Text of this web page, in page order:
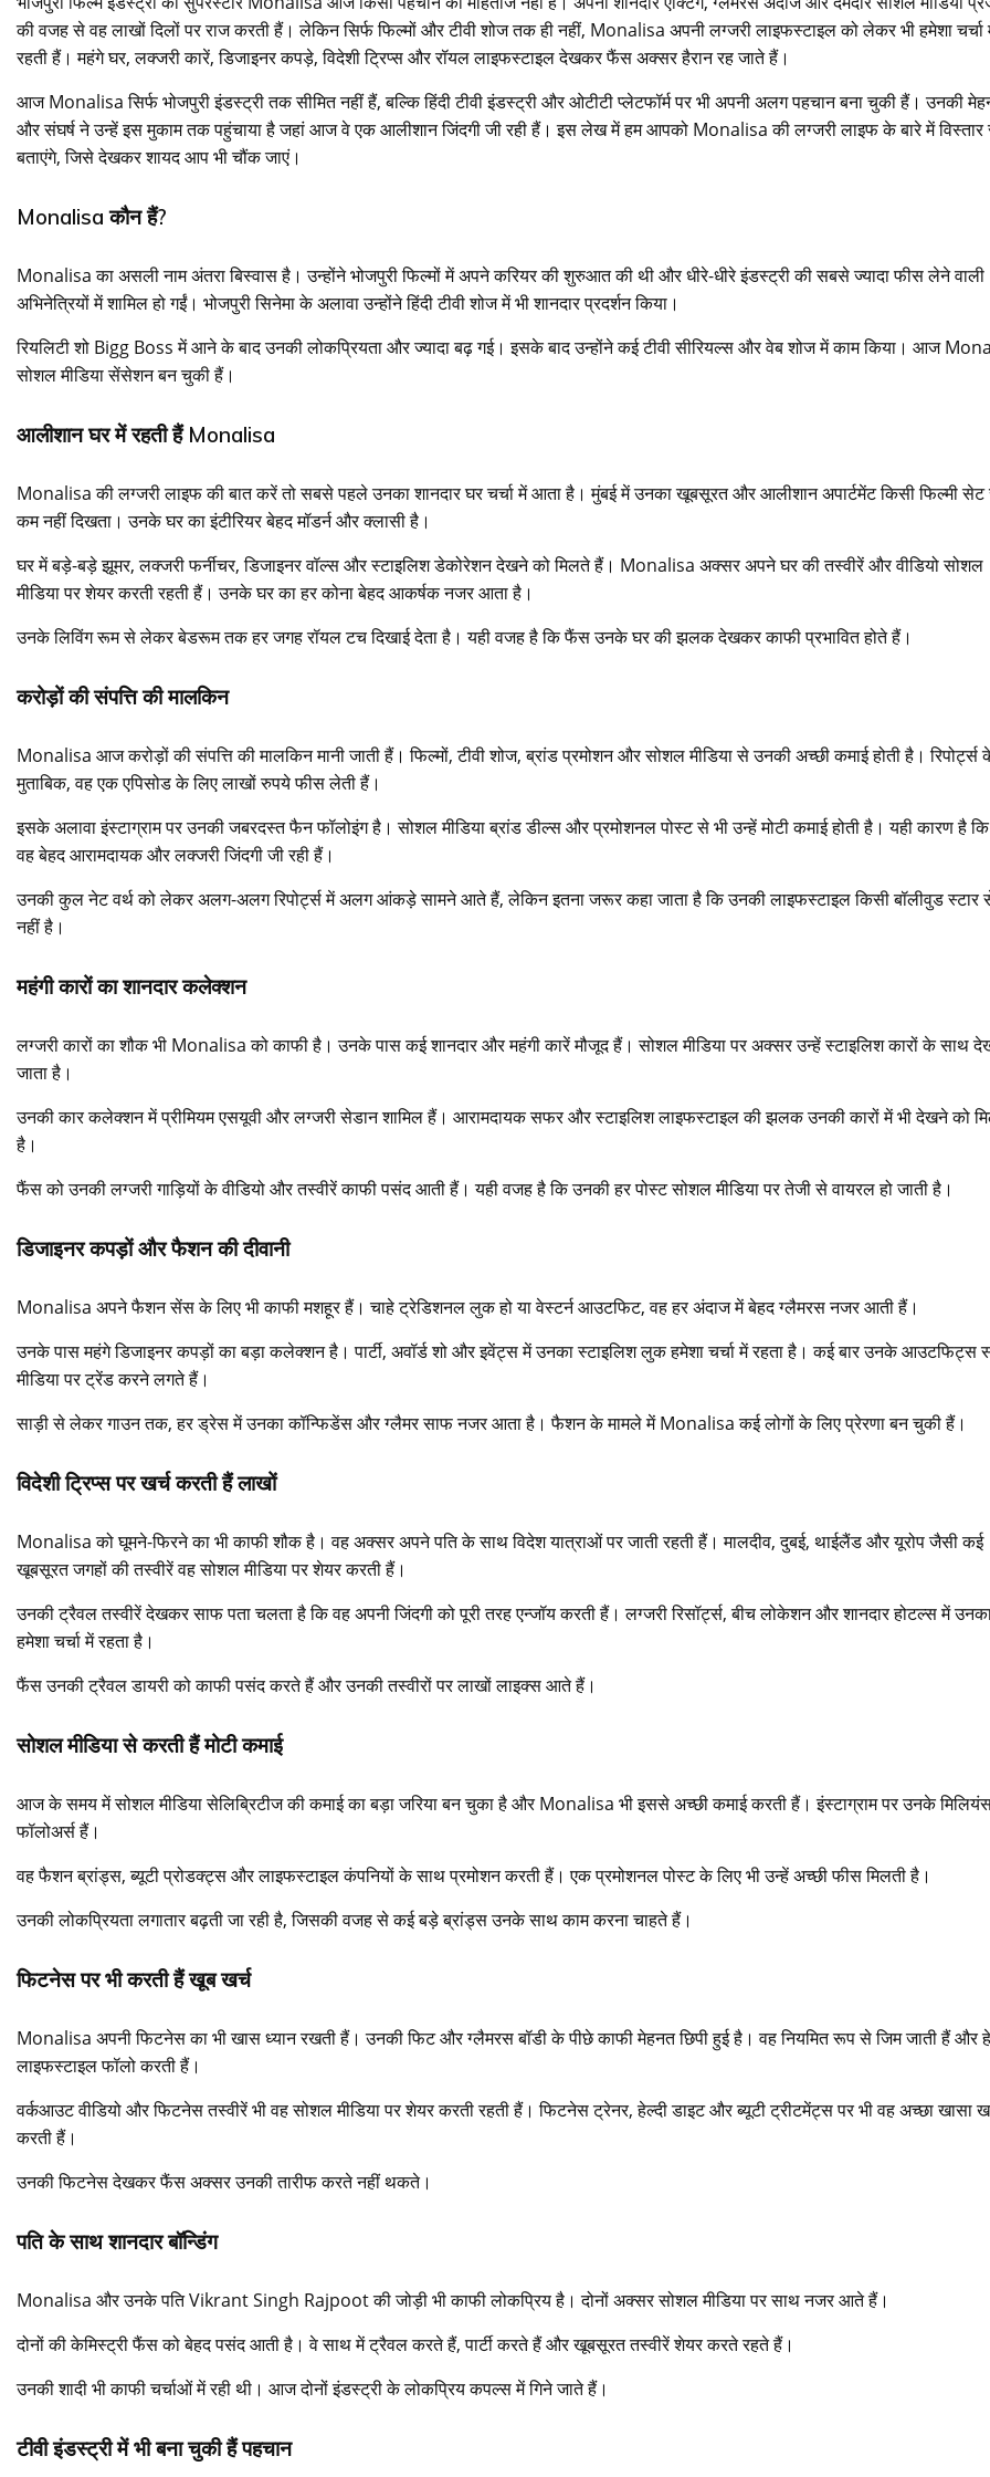
की वजह से वह लाखों दिलों पर राज करती हैं। लेकिन सिर्फ फिल्मों और टीवी शोज तक ही नहीं, Monalisa अपनी लग्जरी लाइफस्टाइल को लेकर भी हमेशा चर्चा
रहती हैं। महंगे घर, लक्जरी कारें, डिजाइनर कपड़े, विदेशी ट्रिप्स और रॉयल लाइफस्टाइल देखकर फैंस अक्सर हैरान रह जाते हैं।
आज Monalisa सिर्फ भोजपुरी इंडस्ट्री तक सीमित नहीं हैं, बल्कि हिंदी टीवी इंडस्ट्री और ओटीटी प्लेटफॉर्म पर भी अपनी अलग पहचान बना चुकी हैं। उनकी
और संघर्ष ने उन्हें इस मुकाम तक पहुंचाया है जहां आज वे एक आलीशान जिंदगी जी रही हैं। इस लेख में हम आपको Monalisa की लग्जरी लाइफ के बारे में
बताएंगे, जिसे देखकर शायद आप भी चौंक जाएं।
Monalisa कौन हैं?
Monalisa का असली नाम अंतरा बिस्वास है। उन्होंने भोजपुरी फिल्मों में अपने करियर की शुरुआत की थी और धीरे-धीरे इंडस्ट्री की सबसे ज्यादा फीस लेने वाली
अभिनेत्रियों में शामिल हो गईं। भोजपुरी सिनेमा के अलावा उन्होंने हिंदी टीवी शोज में भी शानदार प्रदर्शन किया।
रियलिटी शो Bigg Bossमें आने के बाद उनकी लोकप्रियता और ज्यादा बढ़ गई। इसके बाद उन्होंने कई टीवी सीरियल्स और वेब शोज में काम किया। आज
सोशल मीडिया सेंसेशन बन चुकी हैं।
आलीशान घर में रहती हैं Monalisa
Monalisa की लग्जरी लाइफ की बात करें तो सबसे पहले उनका शानदार घर चर्चा में आता है। मुंबई में उनका खूबसूरत और आलीशान अपार्टमेंट किसी फिल्मी
कम नहीं दिखता। उनके घर का इंटीरियर बेहद मॉडर्न और क्लासी है।
घर में बड़े-बड़े झूमर, लक्जरी फर्नीचर, डिजाइनर वॉल्स और स्टाइलिश डेकोरेशन देखने को मिलते हैं। Monalisa अक्सर अपने घर की तस्वीरें और वीडियो सोशल
मीडिया पर शेयर करती रहती हैं। उनके घर का हर कोना बेहद आकर्षक नजर आता है।
उनके लिविंग रूम से लेकर बेडरूम तक हर जगह रॉयल टच दिखाई देता है। यही वजह है कि फैंस उनके घर की झलक देखकर काफी प्रभावित होते हैं।
करोड़ों की संपत्ति की मालकिन
Monalisa आज करोड़ों की संपत्ति की मालकिन मानी जाती हैं। फिल्मों, टीवी शोज, ब्रांड प्रमोशन और सोशल मीडिया से उनकी अच्छी कमाई होती है। रिपोर्ट्स
मुताबिक, वह एक एपिसोड के लिए लाखों रुपये फीस लेती हैं।
इसके अलावा इंस्टाग्राम पर उनकी जबरदस्त फैन फॉलोइंग है। सोशल मीडिया ब्रांड डील्स और प्रमोशनल पोस्ट से भी उन्हें मोटी कमाई होती है। यही कारण है
वह बेहद आरामदायक और लक्जरी जिंदगी जी रही हैं।
उनकी कुल नेट वर्थ को लेकर अलग-अलग रिपोर्ट्स में अलग आंकड़े सामने आते हैं, लेकिन इतना जरूर कहा जाता है कि उनकी लाइफस्टाइल किसी बॉलीवुड स्टार
नहीं है।
महंगी कारों का शानदार कलेक्शन
लग्जरी कारों का शौक भी Monalisa को काफी है। उनके पास कई शानदार और महंगी कारें मौजूद हैं। सोशल मीडिया पर अक्सर उन्हें स्टाइलिश कारों के साथ
जाता है।
उनकी कार कलेक्शन में प्रीमियम एसयूवी और लग्जरी सेडान शामिल हैं। आरामदायक सफर और स्टाइलिश लाइफस्टाइल की झलक उनकी कारों में भी देखने को
है।
फैंस को उनकी लग्जरी गाड़ियों के वीडियो और तस्वीरें काफी पसंद आती हैं। यही वजह है कि उनकी हर पोस्ट सोशल मीडिया पर तेजी से वायरल हो जाती है।
डिजाइनर कपड़ों और फैशन की दीवानी
Monalisa अपने फैशन सेंस के लिए भी काफी मशहूर हैं। चाहे ट्रेडिशनल लुक हो या वेस्टर्न आउटफिट, वह हर अंदाज में बेहद ग्लैमरस नजर आती हैं।
उनके पास महंगे डिजाइनर कपड़ों का बड़ा कलेक्शन है। पार्टी, अवॉर्ड शो और इवेंट्स में उनका स्टाइलिश लुक हमेशा चर्चा में रहता है। कई बार उनके आउटफिट्स
मीडिया पर ट्रेंड करने लगते हैं।
साड़ी से लेकर गाउन तक, हर ड्रेस में उनका कॉन्फिडेंस और ग्लैमर साफ नजर आता है। फैशन के मामले में Monalisa कई लोगों के लिए प्रेरणा बन चुकी हैं।
विदेशी ट्रिप्स पर खर्च करती हैं लाखों
Monalisa को घूमने-फिरने का भी काफी शौक है। वह अक्सर अपने पति के साथ विदेश यात्राओं पर जाती रहती हैं। मालदीव, दुबई, थाईलैंड और यूरोप जैसी कई
खूबसूरत जगहों की तस्वीरें वह सोशल मीडिया पर शेयर करती हैं।
उनकी ट्रैवल तस्वीरें देखकर साफ पता चलता है कि वह अपनी जिंदगी को पूरी तरह एन्जॉय करती हैं। लग्जरी रिसॉर्ट्स, बीच लोकेशन और शानदार होटल्स में
हमेशा चर्चा में रहता है।
फैंस उनकी ट्रैवल डायरी को काफी पसंद करते हैं और उनकी तस्वीरों पर लाखों लाइक्स आते हैं।
सोशल मीडिया से करती हैं मोटी कमाई
आज के समय में सोशल मीडिया सेलिब्रिटीज की कमाई का बड़ा जरिया बन चुका है और Monalisa भी इससे अच्छी कमाई करती हैं। इंस्टाग्राम पर उनके
फॉलोअर्स हैं।
वह फैशन ब्रांड्स, ब्यूटी प्रोडक्ट्स और लाइफस्टाइल कंपनियों के साथ प्रमोशन करती हैं। एक प्रमोशनल पोस्ट के लिए भी उन्हें अच्छी फीस मिलती है।
उनकी लोकप्रियता लगातार बढ़ती जा रही है, जिसकी वजह से कई बड़े ब्रांड्स उनके साथ काम करना चाहते हैं।
फिटनेस पर भी करती हैं खूब खर्च
Monalisa अपनी फिटनेस का भी खास ध्यान रखती हैं। उनकी फिट और ग्लैमरस बॉडी के पीछे काफी मेहनत छिपी हुई है। वह नियमित रूप से जिम जाती हैं और
लाइफस्टाइल फॉलो करती हैं।
वर्कआउट वीडियो और फिटनेस तस्वीरें भी वह सोशल मीडिया पर शेयर करती रहती हैं। फिटनेस ट्रेनर, हेल्दी डाइट और ब्यूटी ट्रीटमेंट्स पर भी वह अच्छा खासा
करती हैं।
उनकी फिटनेस देखकर फैंस अक्सर उनकी तारीफ करते नहीं थकते।
पति के साथ शानदार बॉन्डिंग
Monalisa और उनके पतिVikrant Singh Rajpootकी जोड़ी भी काफी लोकप्रिय है। दोनों अक्सर सोशल मीडिया पर साथ नजर आते हैं।
दोनों की केमिस्ट्री फैंस को बेहद पसंद आती है। वे साथ में ट्रैवल करते हैं, पार्टी करते हैं और खूबसूरत तस्वीरें शेयर करते रहते हैं।
उनकी शादी भी काफी चर्चाओं में रही थी। आज दोनों इंडस्ट्री के लोकप्रिय कपल्स में गिने जाते हैं।
टीवी इंडस्ट्री में भी बना चुकी हैं पहचान